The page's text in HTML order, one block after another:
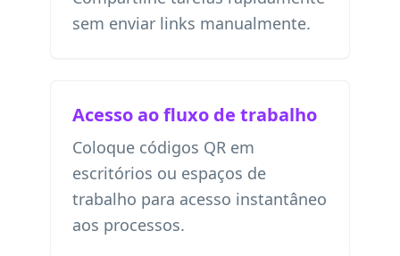
sem enviar links manualmente.
Acesso ao fluxo de trabalho
Coloque códigos QR em
escritórios ou espaços de
trabalho para acesso instantâneo
aos processos.